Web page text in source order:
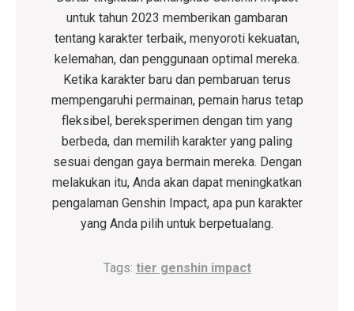
untuk tahun 2023 memberikan gambaran
tentang karakter terbaik, menyoroti kekuatan,
kelemahan, dan penggunaan optimal mereka.
Ketika karakter baru dan pembaruan terus
mempengaruhi permainan, pemain harus tetap
fleksibel, bereksperimen dengan tim yang
berbeda, dan memilih karakter yang paling
sesuai dengan gaya bermain mereka. Dengan
melakukan itu, Anda akan dapat meningkatkan
pengalaman Genshin Impact, apa pun karakter
yang Anda pilih untuk berpetualang.
Tags: tier genshin impact